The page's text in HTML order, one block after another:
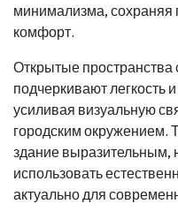
минимализма, сохраняя
комфорт.
Открытые пространства
подчеркивают легкость
усиливая визуальную
городским окружением.
здание выразительным,
использовать
актуально для